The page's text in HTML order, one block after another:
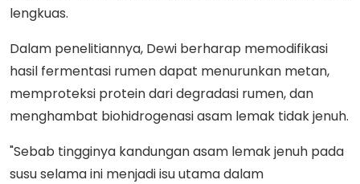
lengkuas.
Dalam penelitiannya, Dewi berharap memodifikasi
hasil fermentasi rumen dapat menurunkan metan,
memproteksi protein dari degradasi rumen, dan
menghambat biohidrogenasi asam lemak tidak jenuh.
"Sebab tingginya kandungan asam lemak jenuh pada
susu selama ini menjadi isu utama dalam